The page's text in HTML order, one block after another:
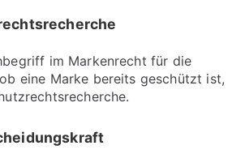
im Markenrecht für die
eine Marke bereits geschützt ist,